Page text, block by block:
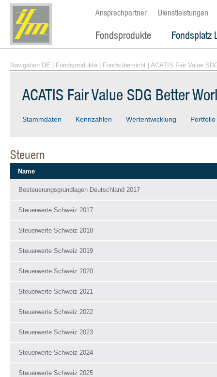
Ansprechpartner Dienstleistungen
Fondsprodukte Fondsplatz
Navigation DE Fondsprodukte Fondsübersicht | ACATIS Fair Value
ACATIS Fair Value SDG Better
Stammdaten Kennzahlen Wertentwicklung Portfolio
Steuern
Name
Besteuerungsgrundlagen Deutschland 2017
Steuerwerte Schweiz 2017
Steuerwerte Schweiz 2018
Steuerwerte Schweiz 2019
Steuerwerte Schweiz 2020
Steuerwerte Schweiz 2021
Steuerwerte Schweiz 2022
Steuerwerte Schweiz 2023
Steuerwerte Schweiz 2024
Steuerwerte Schweiz 2025